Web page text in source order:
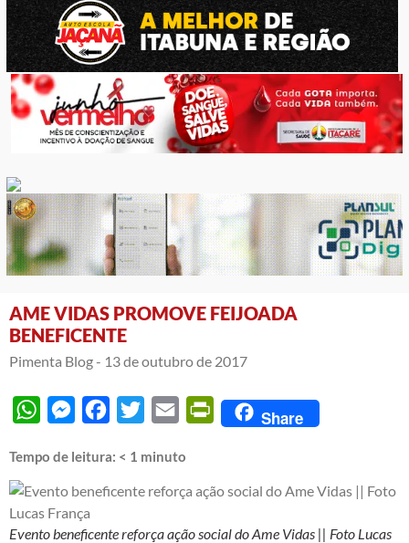
AME VIDAS PROMOVE FEIJOADA
BENEFICENTE
Pimenta Blog - 13 de outubro de 2017
WhatsAppMessengerFacebook
Twitter Email PrintFriendly
Share
Tempo de leitura: < 1 minuto
Evento beneficente reforça ação social do Ame Vidas || Foto Lucas